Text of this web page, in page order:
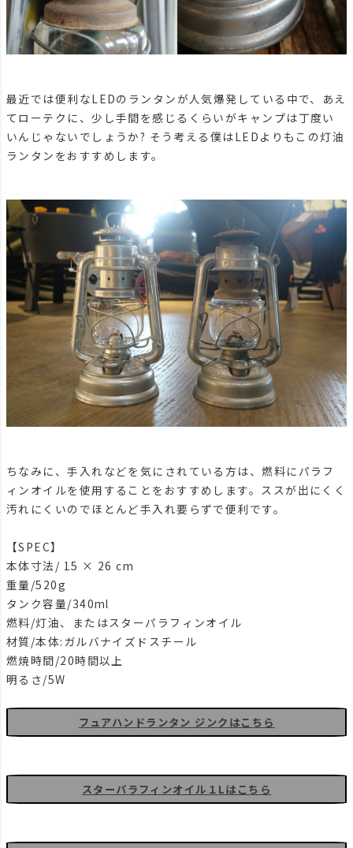
最近では便利なLEDのランタンが人気爆発している中で、あえ
てローテクに、少し手間を感じるくらいがキャンプは丁度い
いんじゃないでしょうか? そう考える僕はLEDよりもこの灯油
ランタンをおすすめします。
ちなみに、手入れなどを気にされている方は、燃料にパラフ
ィンオイルを使用することをおすすめします。ススが出にくく
汚れにくいのでほとんど手入れ要らずで便利です。
【SPEC】
本体寸法/ 15 × 26 cm
重量/520g
タンク容量/340ml
燃料/灯油、またはスターパラフィンオイル
材質/本体:ガルバナイズドスチール
燃焼時間/20時間以上
明るさ/5W
フュアハンドランタン ジンクはこちら
スターパラフィンオイル１Lはこちら